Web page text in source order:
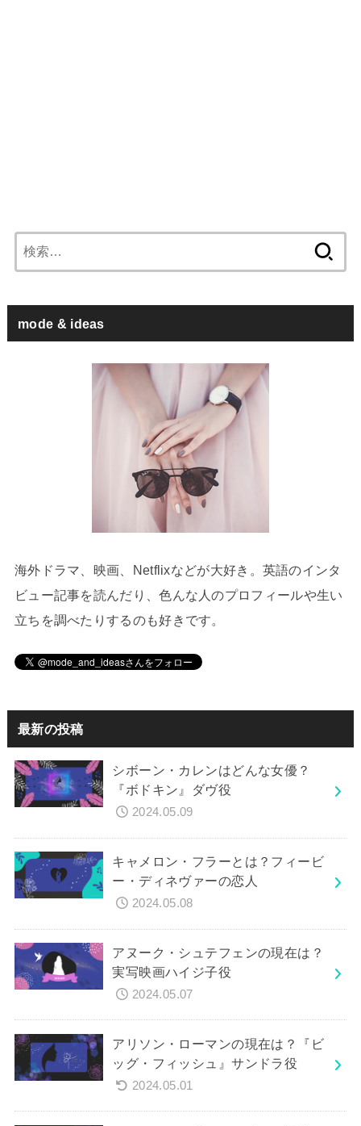
索:
mode & ideas
海外ドラマ、映画、Netflixなどが大好き。英語のインタ
ビュー記事を読んだり、色んな人のプロフィールや生い
立ちを調べたりするのも好きです。
最新の投稿
シボーン・カレンはどんな女優？
『ボドキン』ダヴ役
2024.05.09
キャメロン・フラーとは？フィービ
ー・ディネヴァーの恋人
2024.05.08
アヌーク・シュテフェンの現在は？
実写映画ハイジ子役
2024.05.07
アリソン・ローマンの現在は？『ビ
ッグ・フィッシュ』サンドラ役
2024.05.01